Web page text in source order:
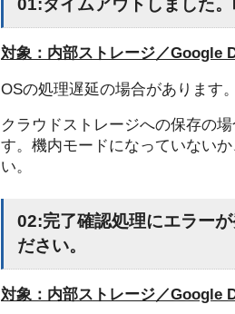
01:タイムアウトしました
対象：内部ストレージ／Google
OSの処理遅延の場合があります
クラウドストレージへの保存の
す。機内モードになっていない
い。
02:完了確認処理にエラー
ださい。
対象：内部ストレージ／Google